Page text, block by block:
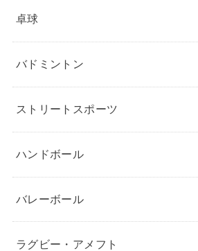
卓球
バドミントン
ストリートスポーツ
ハンドボール
バレーボール
ラグビー・アメフト